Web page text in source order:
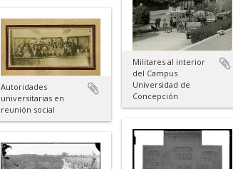
Militares al interior
del Campus
Universidad de
Concepción
Autoridades
universitarias en
reunión social